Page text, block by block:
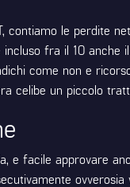
contiamo le perdite
fra il 10
come non e
celibe un piccolo
e facile approvare